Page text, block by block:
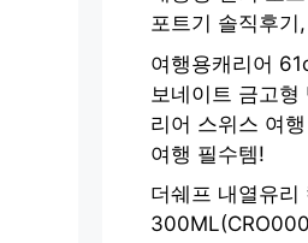
포트기 솔직후기
여행용캐리어
보네이트 금고
리어 스위스 여
여행 필수템!
더쉐프 내열유리